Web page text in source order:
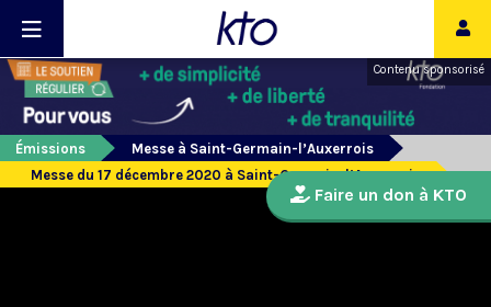
Contenu sponsorisé
Émissions
Messe à Saint-Germain-l’Auxerrois
Messe du 17 décembre 2020 à Saint-Germain-l’Auxerrois
Faire un don à KTO